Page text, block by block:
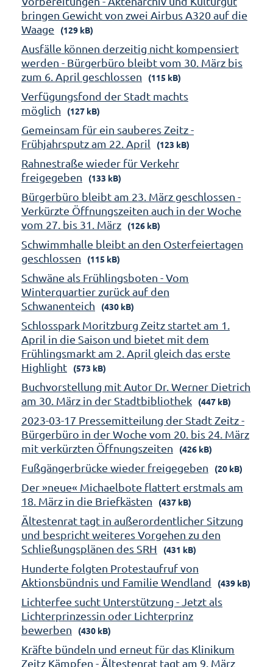
bringen Gewicht von zwei Airbus A320 auf die
Waage
(129 kB)
Ausfälle können derzeitig nicht kompensiert
werden - Bürgerbüro bleibt vom 30. März bis
zum 6. April geschlossen
(115 kB)
Verfügungsfond der Stadt machts
möglich
(127 kB)
Gemeinsam für ein sauberes Zeitz -
Frühjahrsputz am 22. April
(123 kB)
Rahnestraße wieder für Verkehr
freigegeben
(133 kB)
Bürgerbüro bleibt am 23. März geschlossen -
Verkürzte Öffnungszeiten auch in der Woche
vom 27. bis 31. März
(126 kB)
Schwimmhalle bleibt an den Osterfeiertagen
geschlossen
(115 kB)
Schwäne als Frühlingsboten - Vom
Winterquartier zurück auf den
Schwanenteich
(430 kB)
Schlosspark Moritzburg Zeitz startet am 1.
April in die Saison und bietet mit dem
Frühlingsmarkt am 2. April gleich das erste
Highlight
(573 kB)
Buchvorstellung mit Autor Dr. Werner Dietrich
am 30. März in der Stadtbibliothek
(447 kB)
2023-03-17 Pressemitteilung der Stadt Zeitz -
Bürgerbüro in der Woche vom 20. bis 24. März
mit verkürzten Öffnungszeiten
(426 kB)
Fußgängerbrücke wieder freigegeben (20 kB)
Der »neue« Michaelbote flattert erstmals am
18. März in die Briefkästen
(437 kB)
Ältestenrat tagt in außerordentlicher Sitzung
und bespricht weiteres Vorgehen zu den
Schließungsplänen des SRH
(431 kB)
Hunderte folgten Protestaufruf von
Aktionsbündnis und Familie Wendland
(439 kB)
Lichterfee sucht Unterstützung - Jetzt als
Lichterprinzessin oder Lichterprinz
bewerben
(430 kB)
Kräfte bündeln und erneut für das Klinikum
Zeitz Kämpfen - Ältestenrat tagt am 9. März